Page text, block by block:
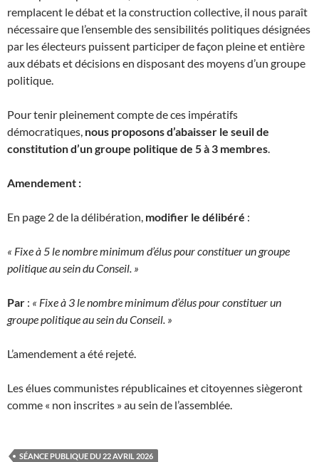
remplacent le débat et la construction collective, il nous paraît
nécessaire que l’ensemble des sensibilités politiques désignées
par les électeurs puissent participer de façon pleine et entière
aux débats et décisions en disposant des moyens d’un groupe
politique.
Pour tenir pleinement compte de ces impératifs
démocratiques, nous proposons d’abaisser le seuil de
constitution d’un groupe politique de 5 à 3 membres.
Amendement :
En page 2 de la délibération, modifier le délibéré :
« Fixe à 5 le nombre minimum d’élus pour constituer un groupe
politique au sein du Conseil. »
Par : « Fixe à 3 le nombre minimum d’élus pour constituer un
groupe politique au sein du Conseil. »
L’amendement a été rejeté.
Les élues communistes républicaines et citoyennes siègeront
comme « non inscrites » au sein de l’assemblée.
SÉANCE PUBLIQUE DU 22 AVRIL 2026